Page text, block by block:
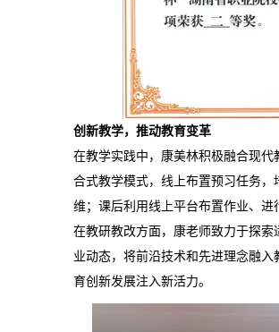
创新教学，推动教育变革
在教学实践中，康美林积极融合现
合式教学模式，线上布置预习任务
维；课后利用线上平台布置作业、进
在教研教改方面，康老师致力于探
业动态，将前沿技术和先进理念融
育创新发展注入新活力。